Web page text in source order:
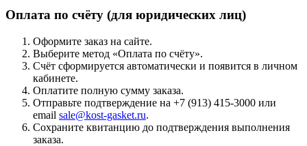
Оплата по счёту (для юридических лиц)
Оформите заказ на сайте.
Выберите метод «Оплата по счёту».
Счёт сформируется автоматически и появится в личном
кабинете.
Оплатите полную сумму заказа.
Отправьте подтверждение на +7 (913) 415-3000 или
email sale@kost-gasket.ru.
Сохраните квитанцию до подтверждения выполнения
заказа.